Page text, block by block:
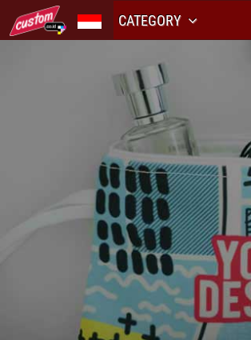
CATEGORY